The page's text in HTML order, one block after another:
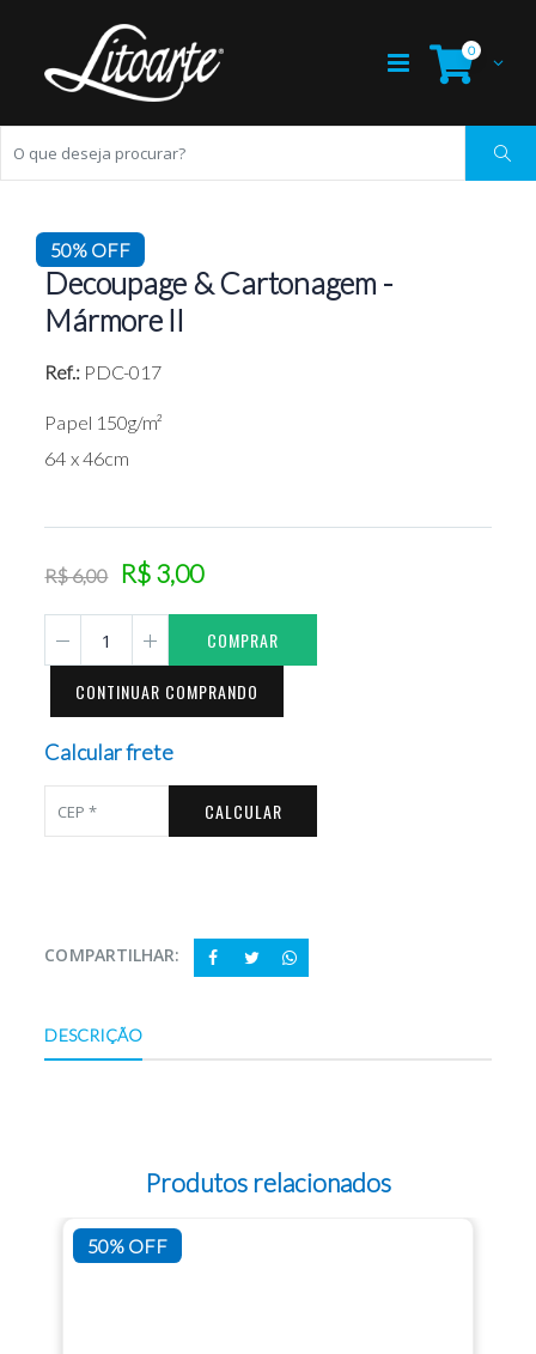
0
50% OFF
Decoupage & Cartonagem -
Mármore II
Ref.: PDC-017
Papel 150g/m²
64 x 46cm
R$ 6,00 R$ 3,00
COMPRAR
CONTINUAR COMPRANDO
Calcular frete
CALCULAR
COMPARTILHAR:
DESCRIÇÃO
Produtos relacionados
50% OFF